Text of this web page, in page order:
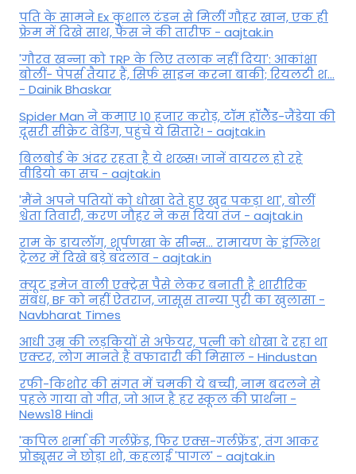
पति के सामने Ex कुशाल टंडन से मिलीं गौहर खान, एक ही
फ्रेम में दिखे साथ, फैंस ने की तारीफ - aajtak.in
'गौरव खन्ना को TRP के लिए तलाक नहीं दिया': आकांक्षा
बोलीं- पेपर्स तैयार हैं, सिर्फ साइन करना बाकी; रियलटी श...
- Dainik Bhaskar
Spider Man ने कमाए 10 हजार करोड़, टॉम हॉलैेंड-जैंडेया की
दूसरी सीक्रेट वेडिंग, पहुंचे ये सितारे! - aajtak.in
बिलबोर्ड के अंदर रहता है ये शख्स! जानें वायरल हो रहे
वीडियो का सच - aajtak.in
'मैंने अपने पतियों को धोखा देते हुए खुद पकड़ा था', बोलीं
श्वेता तिवारी, करण जौहर ने कस दिया तंज - aajtak.in
राम के डायलॉग, शूर्पणखा के सीन्स... रामायण के इंग्लिश
ट्रेलर में दिखे बड़े बदलाव - aajtak.in
क्यूट इमेज वाली एक्ट्रेस पैसे लेकर बनाती है शारीरिक
संबंध, BF को नहीं ऐतराज, जासूस तान्‍या पुरी का खुलासा -
Navbharat Times
आधी उम्र की लड़कियों से अफेयर, पत्नी को धोखा दे रहा था
एक्टर, लोग मानते हैं वफादारी की मिसाल - Hindustan
रफी-किशोर की संगत में चमकी ये बच्ची, नाम बदलने से
पहले गाया वो गीत, जो आज है हर स्कूल की प्रार्थना -
News18 Hindi
'कपिल शर्मा की गर्लफ्रेंड, फिर एक्स-गर्लफ्रेंड', तंग आकर
प्रोड्यूसर ने छोड़ा शो, कहलाई 'पागल' - aajtak.in